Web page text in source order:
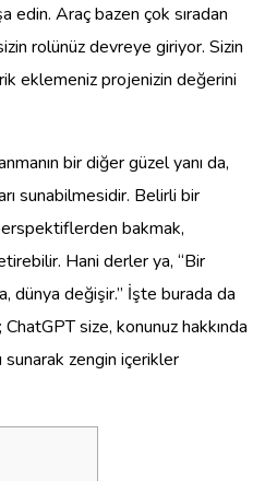
edin. Araç bazen çok sıradan
rolünüz devreye giriyor. Sizin
eklemeniz projenizin değerini
bir diğer güzel yanı da,
sunabilmesidir. Belirli bir
bakmak,
Hani derler ya, “Bir
dünya değişir.” İşte burada da
size, konunuz hakkında
sunarak zengin içerikler